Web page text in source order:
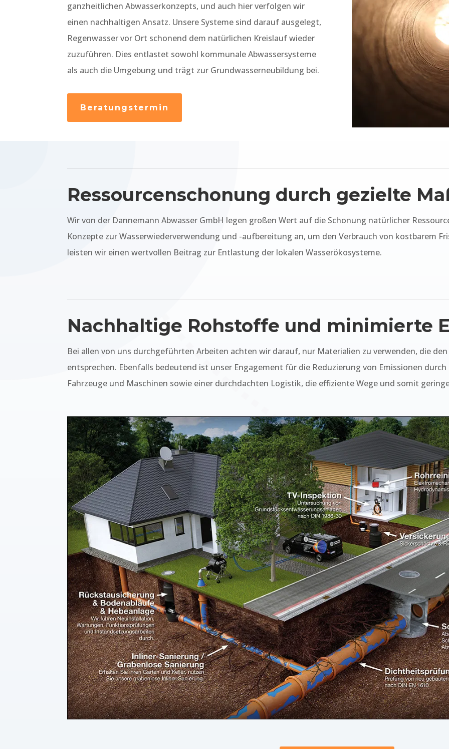
ganzheitlichen Abwasserkonzepts, und auch hier verfolgen wir
einen nachhaltigen Ansatz. Unsere Systeme sind darauf ausgelegt,
Regenwasser vor Ort schonend dem natürlichen Kreislauf wieder
zuzuführen. Dies entlastet sowohl kommunale Abwassersysteme
als auch die Umgebung und trägt zur Grundwasserneubildung bei.
Beratungstermin
Ressourcenschonung durch gezielte
Wir von der Dannemann Abwasser GmbH legen großen Wert auf die Schonung natürlicher
Konzepte zur Wasserwiederverwendung und -aufbereitung an, um den Verbrauch von kostbarem
leisten wir einen wertvollen Beitrag zur Entlastung der lokalen Wasserökosysteme.
Nachhaltige Rohstoffe und minimierte
Bei allen von uns durchgeführten Arbeiten achten wir darauf, nur Materialien zu verwenden, die
entsprechen. Ebenfalls bedeutend ist unser Engagement für die Reduzierung von Emissionen
Fahrzeuge und Maschinen sowie einer durchdachten Logistik, die effiziente Wege und somit